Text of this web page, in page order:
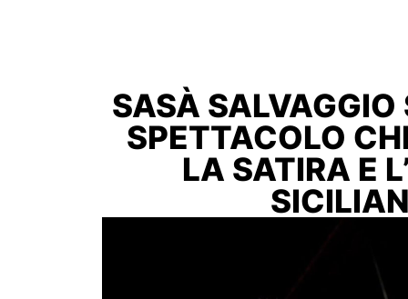
SASÀ SALVAGGIO
SPETTACOLO
LA SATIRA E